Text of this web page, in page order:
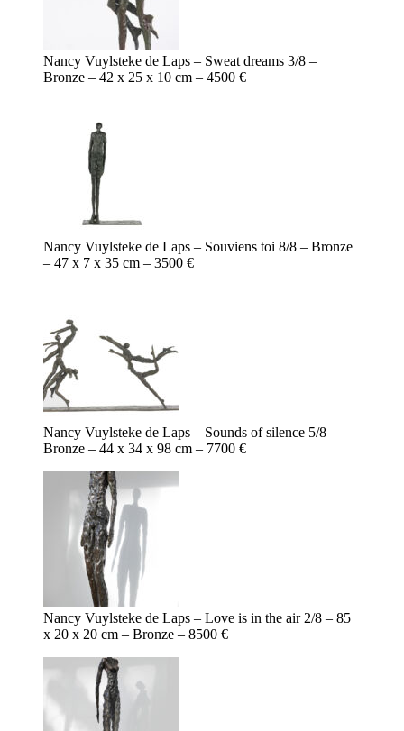
Nancy Vuylsteke de Laps – Sweat dreams 3/8 –
Bronze – 42 x 25 x 10 cm – 4500 €
Nancy Vuylsteke de Laps – Souviens toi 8/8 – Bronze
– 47 x 7 x 35 cm – 3500 €
Nancy Vuylsteke de Laps – Sounds of silence 5/8 –
Bronze – 44 x 34 x 98 cm – 7700 €
Nancy Vuylsteke de Laps – Love is in the air 2/8 – 85
x 20 x 20 cm – Bronze – 8500 €